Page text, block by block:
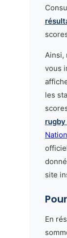
Ainsi,
vous
les
site
En